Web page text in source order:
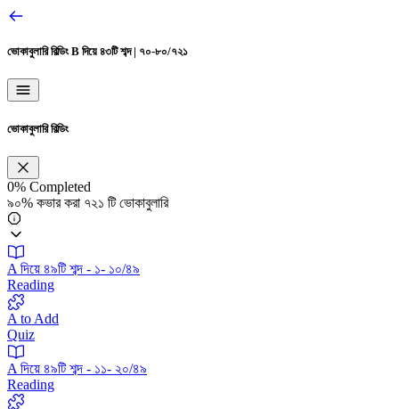
ভোকাবুলারি বিল্ডিংB দিয়ে ৪৩টি শব্দ | ৭০-৮০/৭২১
ভোকাবুলারি বিল্ডিং
0% Completed
৯০% কভার করা ৭২১ টি ভোকাবুলারি
A দিয়ে ৪৯টি শব্দ - ১- ১০/৪৯
Reading
A to Add
Quiz
A দিয়ে ৪৯টি শব্দ - ১১- ২০/৪৯
Reading